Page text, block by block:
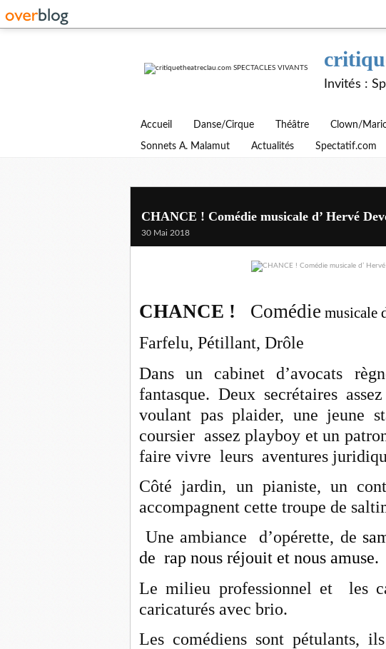
Invités :
Accueil Danse/Cirque Théâtre Clown/
Sonnets A. Malamut Actualités Spectatif.com
CHANCE ! Comédie musicale d’ Hervé
30 Mai 2018
CHANCE ! Comédie musicale
Farfelu, Pétillant, Drôle
Dans un cabinet d’avocats
fantasque. Deux secrétaires
voulant pas plaider, une jeune
coursier assez playboy et un
faire vivre leurs aventures
Côté jardin, un pianiste, un
accompagnent cette troupe de
Une ambiance d’opérette, de
de rap nous réjouit et nous amuse.
Le milieu professionnel et les
caricaturés avec brio.
Les comédiens sont pétulants,